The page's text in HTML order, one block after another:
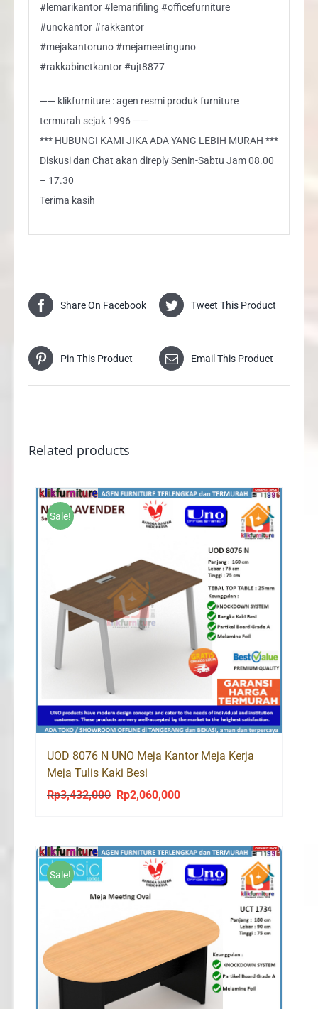
#lemarikantor #lemarifiling #officefurniture
#unokantor #rakkantor
#mejakantoruno #mejameetinguno
#rakkabinetkantor #ujt8877
—— klikfurniture : agen resmi produk furniture
termurah sejak 1996 ——
*** HUBUNGI KAMI JIKA ADA YANG LEBIH MURAH ***
Diskusi dan Chat akan direply Senin-Sabtu Jam 08.00
– 17.30
Terima kasih
Share On Facebook Tweet This Product
Pin This Product Email This Product
Related products
Sale!
UOD 8076 N UNO Meja Kantor Meja Kerja
Meja Tulis Kaki Besi
Rp3,432,000
Original
Rp3,432,000.
Rp2,060,000Current
Rp2,060,000.
Sale!